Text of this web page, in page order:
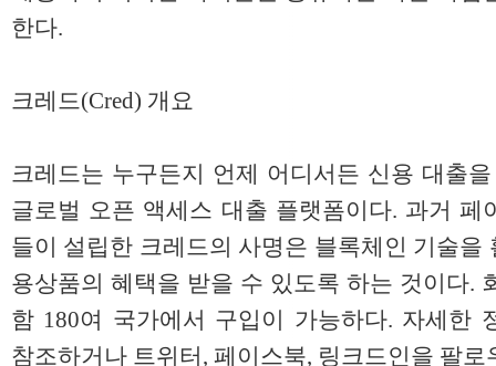
한다.
크레드(Cred) 개요
크레드는 누구든지 언제 어디서든 신용 대출
글로벌 오픈 액세스 대출 플랫폼이다. 과거 페
들이 설립한 크레드의 사명은 블록체인 기술을
용상품의 혜택을 받을 수 있도록 하는 것이다.
함 180여 국가에서 구입이 가능하다. 자세한
참조하거나 트위터, 페이스북, 링크드인을 팔로